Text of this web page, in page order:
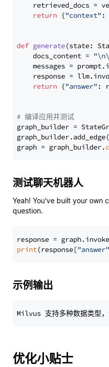
retrieved_docs =
return {"context" :
def generate(state:
    docs_content =
messages =
response =
return {"answer" :
# 编译应用并测试
graph_builder =
graph = graph_builder.
测试聊天机器人
Yeah! You've built your own
question.
response =
print(response["answer"
示例输出
优化小贴士